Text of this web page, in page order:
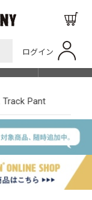
ログイン
SHOP LIST
Track Pant